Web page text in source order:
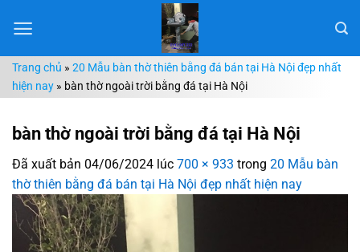
đến
dungTrang chủ » 20 Mẫu bàn thờ thiên bằng đá bán tại Hà Nội đẹp nhất
hiện nay » bàn thờ ngoài trời bằng đá tại Hà Nội
bàn thờ ngoài trời bằng đá tại Hà Nội
Đã xuất bản 04/06/2024 lúc 700 × 933 trong 20 Mẫu bàn
thờ thiên bằng đá bán tại Hà Nội đẹp nhất hiện nay